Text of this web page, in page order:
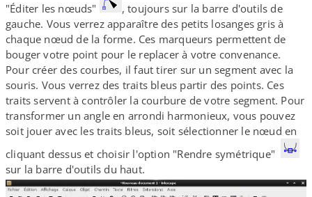
"Éditer les nœuds"
, toujours sur la barre d'outils de
gauche. Vous verrez apparaître des petits losanges gris à
chaque nœud de la forme. Ces marqueurs permettent de
bouger votre point pour le replacer à votre convenance.
Pour créer des courbes, il faut tirer sur un segment avec la
souris. Vous verrez des traits bleus partir des points. Ces
traits servent à contrôler la courbure de votre segment. Pour
transformer un angle en arrondi harmonieux, vous pouvez
soit jouer avec les traits bleus, soit sélectionner le nœud en
cliquant dessus et choisir l'option "Rendre symétrique"
sur la barre d'outils du haut.